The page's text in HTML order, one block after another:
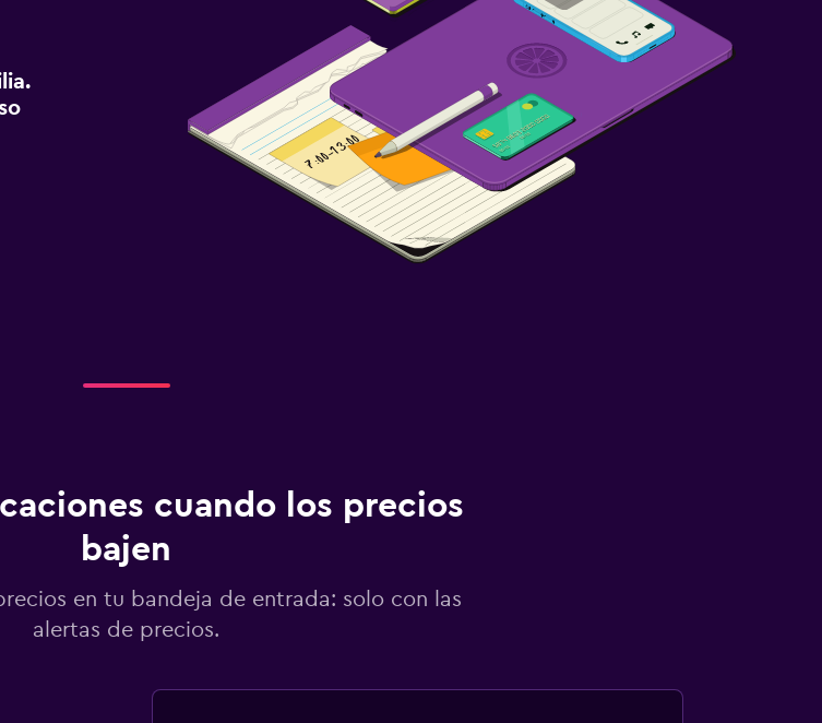
cuando los precios
bajen
en tu bandeja de entrada: solo con las
alertas de precios.